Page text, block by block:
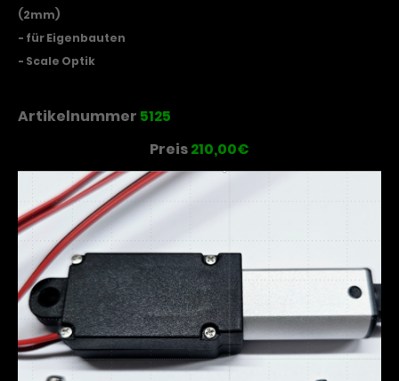
(2mm)
- für Eigenbauten
- Scale Optik
Artikelnummer 5125
Preis210,00€